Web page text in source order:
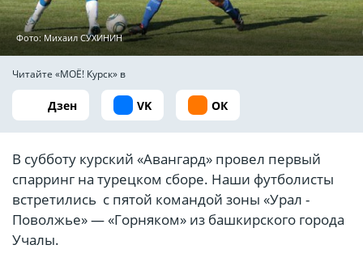
Фото: Михаил СУХИНИН
Читайте «МОЁ! Курск» в
Дзен VK ОК
В субботу курский «Авангард» провел первый
спарринг на турецком сборе. Наши футболисты
встретились с пятой командой зоны «Урал -
Поволжье» — «Горняком» из башкирского города
Учалы.